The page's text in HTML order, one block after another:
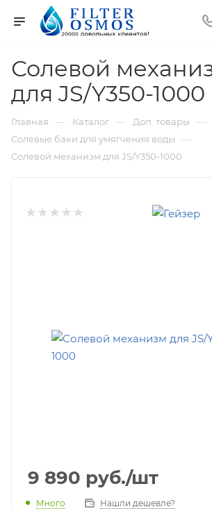
Солевой
для JS/Y350-1000
Главная — Каталог — Доп. товары —
Солевые баки для умягчения воды —
Солевой механизм для JS/Y350-1000
9 890 руб./шт
Много Нашли дешевле?